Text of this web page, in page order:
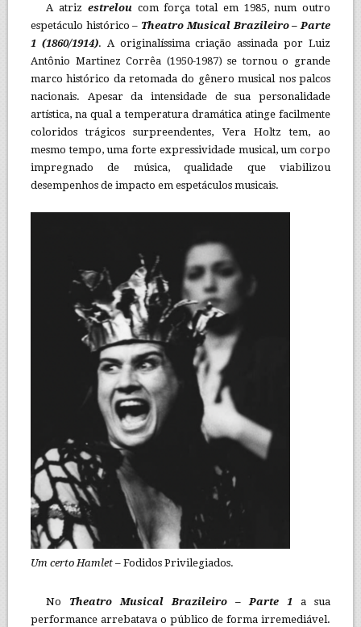
A atriz estrelou com força total em 1985, num outro
espetáculo histórico – Theatro Musical Brazileiro – Parte
1 (1860/1914). A originalíssima criação assinada por Luiz
Antônio Martinez Corrêa (1950-1987) se tornou o grande
marco histórico da retomada do gênero musical nos palcos
nacionais. Apesar da intensidade de sua personalidade
artística, na qual a temperatura dramática atinge facilmente
coloridos trágicos surpreendentes, Vera Holtz tem, ao
mesmo tempo, uma forte expressividade musical, um corpo
impregnado de música, qualidade que viabilizou
desempenhos de impacto em espetáculos musicais.
Um certo Hamlet – Fodidos Privilegiados.
No Theatro Musical Brazileiro – Parte 1 a sua
performance arrebatava o público de forma irremediável.